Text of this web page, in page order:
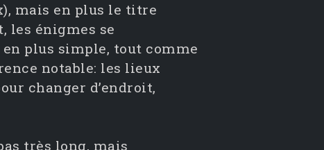
mais en plus le titre
les énigmes se
en plus simple, tout comme
notable: les lieux
changer d’endroit,
très long, mais